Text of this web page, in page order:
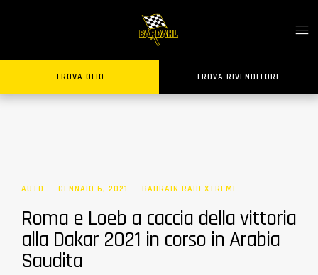
TROVA OLIO TROVA RIVENDITORE
AUTO GENNAIO 6, 2021 BAHRAIN RAID XTREME
Roma e Loeb a caccia della vittoria
alla Dakar 2021 in corso in Arabia
Saudita